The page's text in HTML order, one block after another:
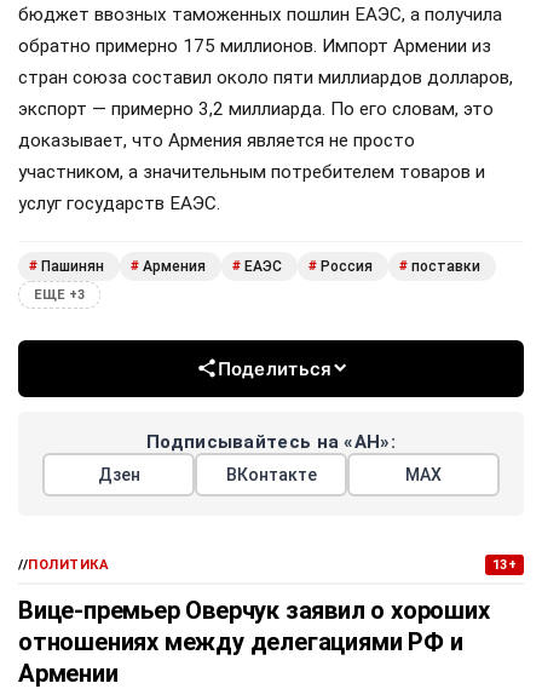
бюджет ввозных таможенных пошлин ЕАЭС, а получила
обратно примерно 175 миллионов. Импорт Армении из
стран союза составил около пяти миллиардов долларов,
экспорт — примерно 3,2 миллиарда. По его словам, это
доказывает, что Армения является не просто
участником, а значительным потребителем товаров и
услуг государств ЕАЭС.
# Пашинян # Армения # ЕАЭС # Россия # поставки
ЕЩЕ +3
Поделиться
Подписывайтесь на «АН»:
Дзен ВКонтакте МАХ
//ПОЛИТИКА 13+
Вице-премьер Оверчук заявил о хороших
отношениях между делегациями РФ и
Армении